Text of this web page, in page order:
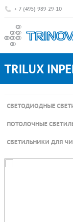
+ 7 (495) 989-29-10
TRILUX
СВЕТОДИОДНЫЕ
ПОТОЛОЧНЫЕ
СВЕТИЛЬНИКИ ДЛЯ